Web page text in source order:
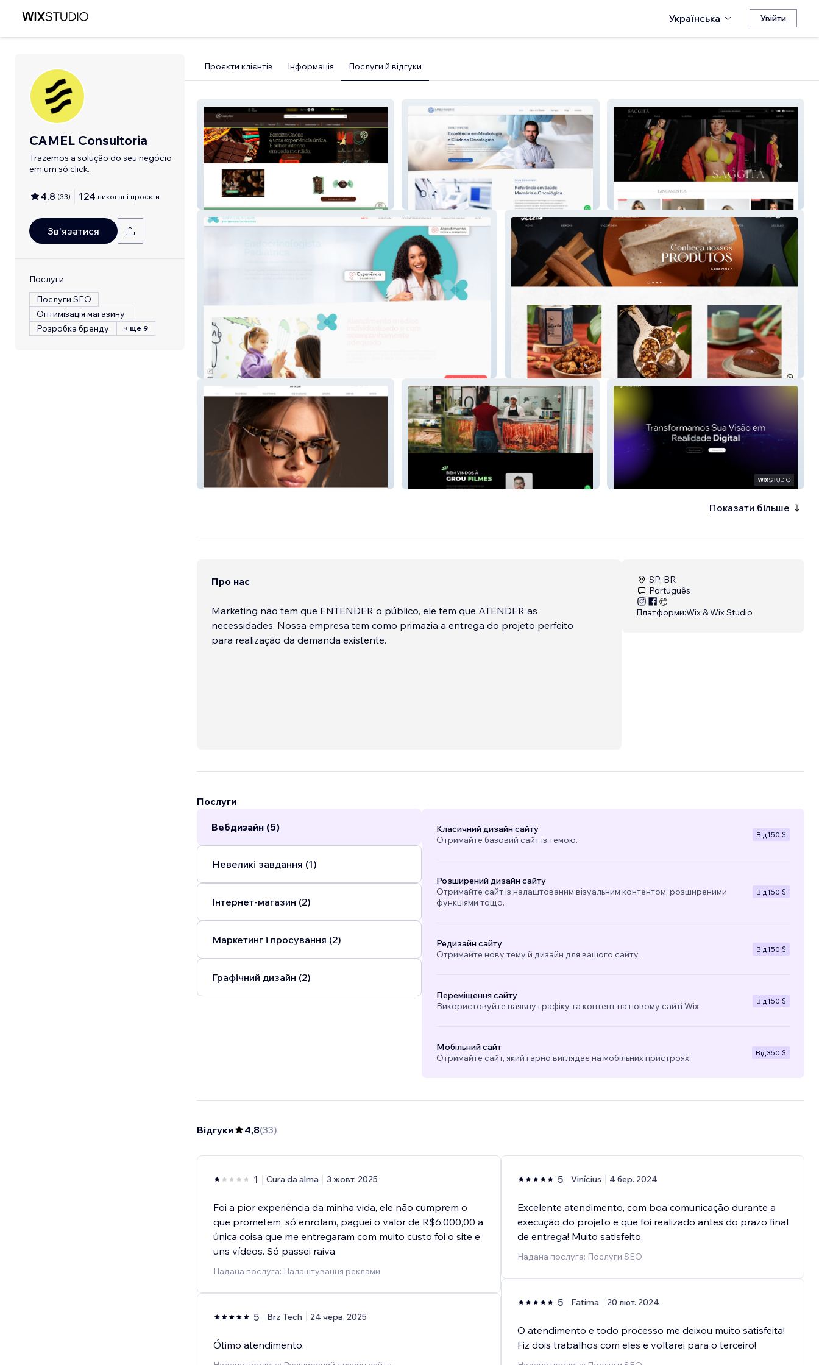
Українська Увійти
CAMEL Consultoria
Trazemos a solução do seu negócio
em um só click.
4,8 (33) 124 виконані проєкти
Зв'язатися
Послуги
Послуги SEO
Оптимізація магазину
Розробка бренду
+ ще 9
Проєкти клієнтів Інформація Послуги й відгуки
Cacau Show Dr Danilo Manente SAGGITÁ
Dra. Maria Luiza Lauar Uccello
DPACH OFC Camel Mkt
Показати більше
Про нас
Marketing não tem que ENTENDER o público, ele tem que ATENDER as
necessidades. Nossa empresa tem como primazia a entrega do projeto perfeito
para realização da demanda existente.
SP, BR
Português
Платформи:Wix & Wix Studio
Послуги
Вебдизайн (5)
Невеликі завдання (1)
Інтернет-магазин (2)
Маркетинг і просування (2)
Графічний дизайн (2)
Класичний дизайн сайту
Отримайте базовий сайт із темою.
Від 150 $
Розширений дизайн сайту
Отримайте сайт із налаштованим візуальним контентом, розширеними
функціями тощо.
Від 150 $
Редизайн сайту
Отримайте нову тему й дизайн для вашого сайту.
Від 150 $
Переміщення сайту
Використовуйте наявну графіку та контент на новому сайті Wix.
Від 150 $
Мобільний сайт
Отримайте сайт, який гарно виглядає на мобільних пристроях.
Від350 $
Відгуки 4,8(33)
1 Cura da alma 3 жовт. 2025
Foi a pior experiência da minha vida, ele não cumprem o
que prometem, só enrolam, paguei o valor de R$6.000,00 a
única coisa que me entregaram com muito custo foi o site e
uns vídeos. Só passei raiva
Надана послуга: Налаштування реклами
5 Brz Tech 24 черв. 2025
Ótimo atendimento.
5 Vinícius 4 бер. 2024
Excelente atendimento, com boa comunicação durante a
execução do projeto e que foi realizado antes do prazo final
de entrega! Muito satisfeito.
Надана послуга: Послуги SEO
5 Fatima 20 лют. 2024
O atendimento e todo processo me deixou muito satisfeita!
Fiz dois trabalhos com eles e voltarei para o terceiro!